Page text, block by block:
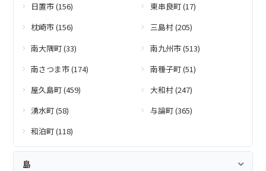
日置市 (156)
東串良町 (17)
枕崎市 (156)
三島村 (205)
南大隅町 (33)
南九州市 (513)
南さつま市 (174)
南種子町 (51)
屋久島町 (459)
大和村 (247)
湧水町 (58)
与論町 (365)
和泊町 (118)
島